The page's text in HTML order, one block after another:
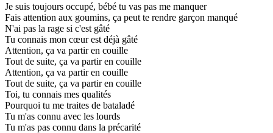
Je suis toujours occupé, bébé tu vas pas me manquer
Fais attention aux goumins, ça peut te rendre garçon manqué
N'ai pas la rage si c'est gâté
Tu connais mon cœur est déjà gâté
Attention, ça va partir en couille
Tout de suite, ça va partir en couille
Attention, ça va partir en couille
Tout de suite, ça va partir en couille
Toi, tu connais mes qualités
Pourquoi tu me traites de bataladé
Tu m'as connu avec les lourds
Tu m'as pas connu dans la précarité